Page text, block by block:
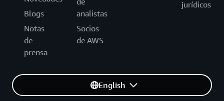
imágenes en formato
OCI estándar; Amazon
EKS utiliza las API de
Blogs
Notas
de
prensa
analistas
Socios
de AWS
jurídicos
English